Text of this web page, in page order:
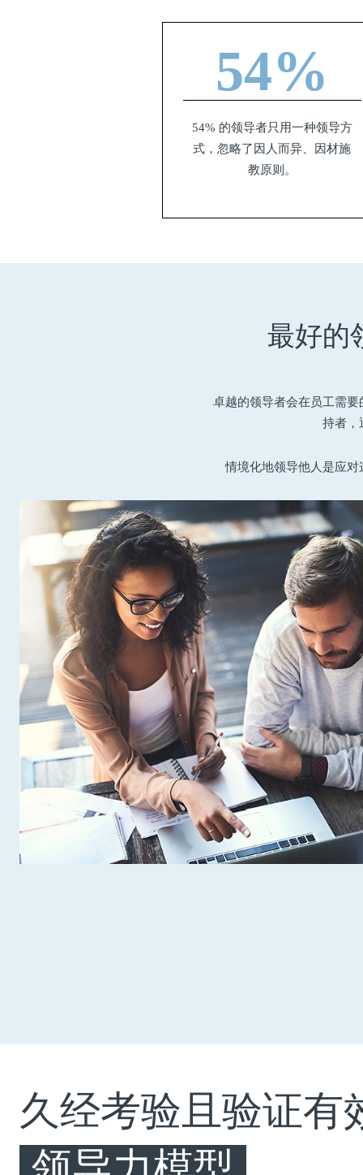
54%
54% 的领导者只用一种领导方
式，忽略了因人而异、因材施
教原则。
最好的
卓越的领导者会在员工需
持者，
情境化地领导他人是应
久经考验且验证有